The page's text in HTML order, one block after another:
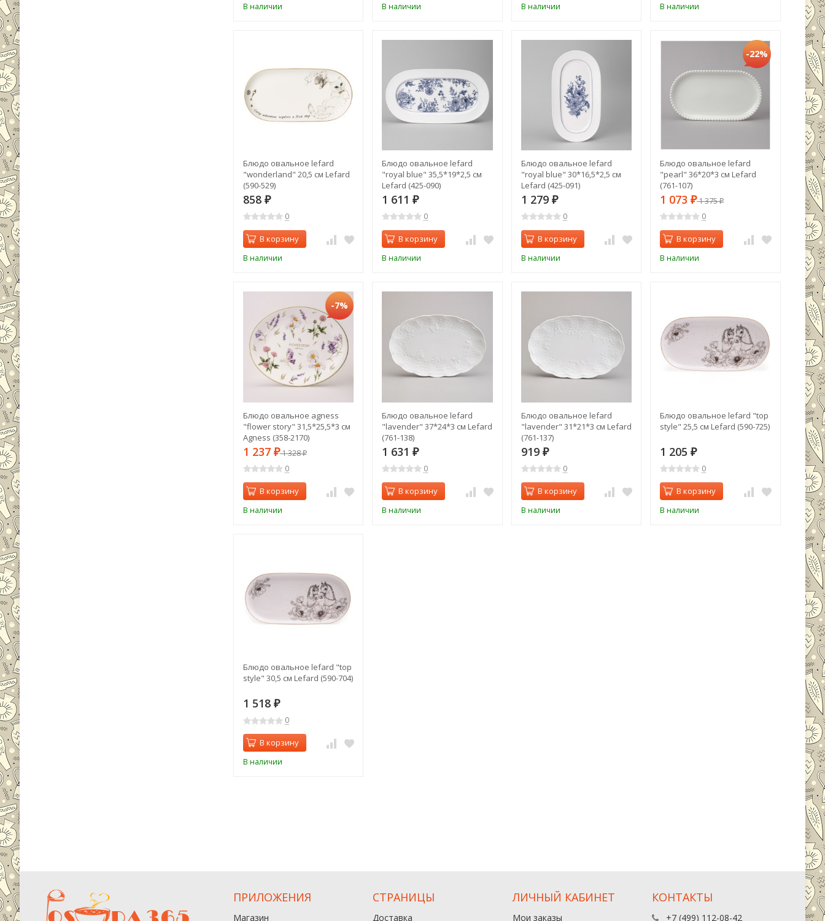
В наличии В наличии В наличии В наличии
Блюдо овальное lefard
"wonderland" 20,5 см Lefard
(590-529)
858 ₽
0
В корзину
В наличии
Блюдо овальное lefard
"royal blue" 35,5*19*2,5 см
Lefard (425-090)
1 611₽
0
В корзину
В наличии
Блюдо овальное lefard
"royal blue" 30*16,5*2,5 см
Lefard (425-091)
1 279 ₽
0
В корзину
В наличии
-22%
Блюдо овальное lefard
"pearl" 36*20*3 см Lefard
(761-107)
1 073₽1 375₽
0
В корзину
В наличии
-7%
Блюдо овальное agness
"flower story" 31,5*25,5*3 см
Agness (358-2170)
1 237 ₽1 328₽
0
В корзину
В наличии
Блюдо овальное lefard
"lavender" 37*24*3 см Lefard
(761-138)
1 631₽
0
В корзину
В наличии
Блюдо овальное lefard
"lavender" 31*21*3 см Lefard
(761-137)
919 ₽
0
В корзину
В наличии
Блюдо овальное lefard "top
style" 25,5 см Lefard (590-725)
1 205₽
0
В корзину
В наличии
Блюдо овальное lefard "top
style" 30,5 см Lefard (590-704)
1 518 ₽
0
В корзину
В наличии
ПРИЛОЖЕНИЯ
Магазин
СТРАНИЦЫ
Доставка
ЛИЧНЫЙ КАБИНЕТ
Мои заказы
КОНТАКТЫ
+7 (499) 112-08-42